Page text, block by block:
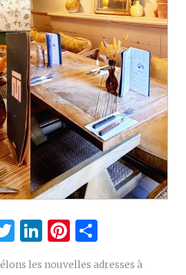
Twitter
LinkedIn
Pinterest
les nouvelles adresses à